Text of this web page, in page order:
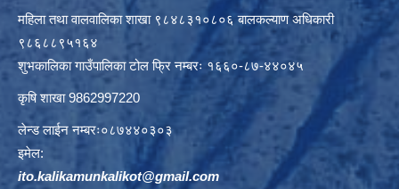
महिला तथा वालवालिका शाखा ९८४८३१०८०६ बालकल्याण अधिकारी
९८६८८९५१६४
शुभकालिका गाउँपालिका टोल फ्रि नम्बरः १६६०-८७-४४०४५
कृषि शाखा 9862997220
लेन्ड लाईन नम्बरः०८७४४०३०३
इमेल:
ito.kalikamunkalikot@gmail.com